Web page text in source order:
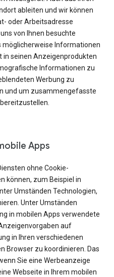
ableiten und wir können
oder Arbeitsadresse
von Ihnen besuchte
möglicherweise Informationen
in seinen Anzeigenprodukten
Informationen zu
Werbung zu
und um zusammengefasste
Apps
ohne Cookie-
können, zum Beispiel in
Umständen Technologien,
Unter Umständen
in mobilen Apps verwendete
auf
in Ihren verschiedenen
Browser zu koordinieren. Das
Sie eine Werbeanzeige
Webseite in Ihrem mobilen